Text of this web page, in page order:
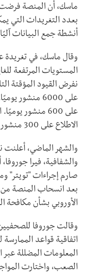
ماسك، أن المنصة
بعدد التغريدات التي
أنشطة جمع البيانات
وقال ماسك، في تغريدة
المستويات المرتفعة
نفرض القيود المؤقتة
على 6000
على 600 منشور
الاطلاع على 300 منشور يوميًا".
والشهر الماضي، أعلنت
والشفافية، فيرا
صارم إجراءات "تويتر"
بعد انسحاب المنصة من
الأوروبي بشأن مكافحة
وقالت جوروفا
اتفاقية قواعد
المعلومات المضللة عبر
الصعب، واختارت